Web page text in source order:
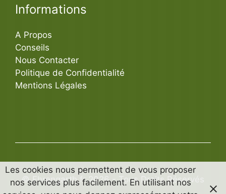
Informations
A Propos
Conseils
Nous Contacter
Politique de Confidentialité
Mentions Légales
© Ehrengarth.fr 2026 - Tous Droits Réservés
Les cookies nous permettent de vous proposer
nos services plus facilement. En utilisant nos